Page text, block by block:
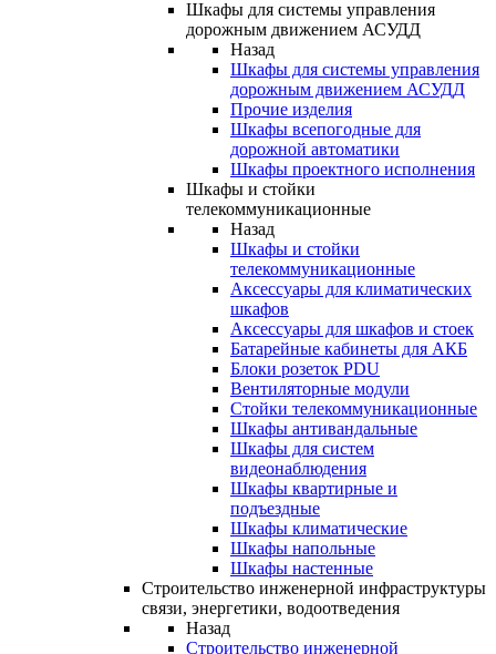
Шкафы для системы управления
дорожным движением АСУДД
Назад
Шкафы для системы управления
дорожным движением АСУДД
Прочие изделия
Шкафы всепогодные для
дорожной автоматики
Шкафы проектного исполнения
Шкафы и стойки
телекоммуникационные
Назад
Шкафы и стойки
телекоммуникационные
Аксессуары для климатических
шкафов
Аксессуары для шкафов и стоек
Батарейные кабинеты для АКБ
Блоки розеток PDU
Вентиляторные модули
Стойки телекоммуникационные
Шкафы антивандальные
Шкафы для систем
видеонаблюдения
Шкафы квартирные и
подъездные
Шкафы климатические
Шкафы напольные
Шкафы настенные
Строительство инженерной инфраструктуры
связи, энергетики, водоотведения
Назад
Строительство инженерной